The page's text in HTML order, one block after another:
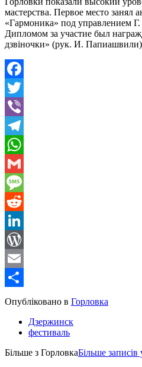
мастерства. Первое место
«Гармоника» под управлением
Дипломом за участие был
дзвіночки» (рук. И.
Facebook
Twitter
Viber
Telegram
WhatsApp
Gmail
Message
Reddit
LinkedIn
WordPress
Email
Share
Опубліковано в Горловка
Дзержинск
фестиваль
Більше з ГорловкаБільше записів